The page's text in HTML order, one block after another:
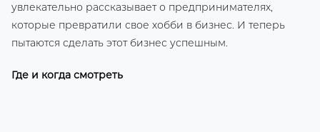
увлекательно рассказывает о предпринимателях,
которые превратили свое хобби в бизнес. И теперь
пытаются сделать этот бизнес успешным.
Где и когда смотреть